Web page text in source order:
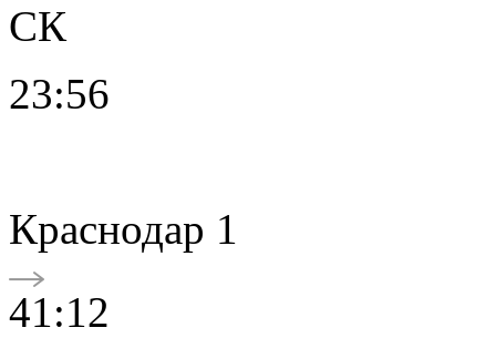
СК
23:56
Краснодар 1
41:12